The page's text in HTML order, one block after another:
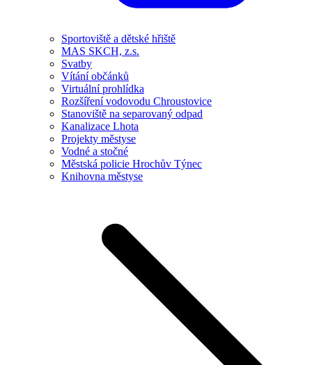
Sportoviště a dětské hřiště
MAS SKCH, z.s.
Svatby
Vítání občánků
Virtuální prohlídka
Rozšíření vodovodu Chroustovice
Stanoviště na separovaný odpad
Kanalizace Lhota
Projekty městyse
Vodné a stočné
Městská policie Hrochův Týnec
Knihovna městyse